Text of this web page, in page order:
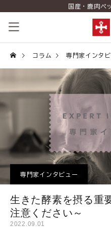
国産・鹿肉ペ
ペットスタンスの歴史
コラム（PETSTANCE LIFE）
お知らせ
ご相談室
ショッピング
コラム 専門家インタ
専門家インタビュー
生きた酵素を摂る
注意ください～
2022.09.01